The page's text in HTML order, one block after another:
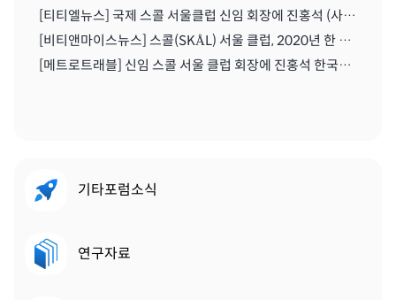
[티티엘뉴스] 국제 스콜 서울클럽 신임 회장에 진홍석 (사)한국마이스융합리더스포럼 회장 | 2019.12.13
[비티앤마이스뉴스] 스콜(SKÅL) 서울 클럽, 2020년 한 해 동안 이끌 새 임원진 구성하다 | 2019.12.13
[메트로트래블] 신임 스콜 서울 클럽 회장에 진홍석 한국마이스융합리더스포럼회장 선출 | 2019.12.22
기타포럼소식
연구자료